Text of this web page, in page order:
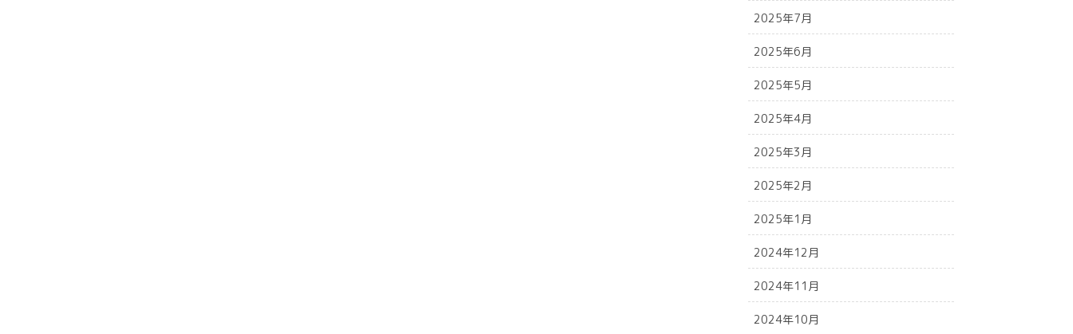
2025年7月
2025年6月
2025年5月
2025年4月
2025年3月
2025年2月
2025年1月
2024年12月
2024年11月
2024年10月